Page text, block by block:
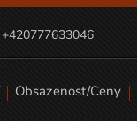
+420777633046
Obsazenost/Ceny